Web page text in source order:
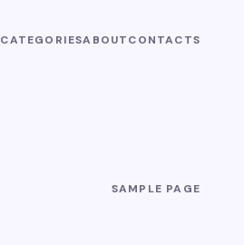
CATEGORIESABOUTCONTACTS
SAMPLE PAGE